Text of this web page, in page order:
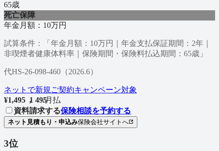
65歳
死亡保障
年金月額：10万円
試算条件：「年金月額：10万円｜年金支払保証期間：2年｜
非喫煙者健康体料率｜保険期間・保険料払込期間：65歳」
代HS-26-098-460（2026.6）
ネットで新規ご契約キャンペーン対象
¥1,495 1
, 495
/月払
資料請求する保険相談を予約する
ネット見積もり・申込み保険会社サイトへ
3位